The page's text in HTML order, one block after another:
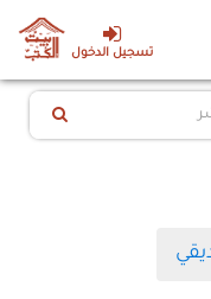
تسجيل الدخول